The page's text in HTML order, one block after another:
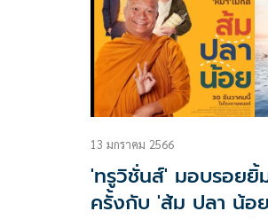
13 มกราคม 2566
'ทรูวิชั่นส์' มอบรอยยิ้
ครั้งกับ 'ส้ม ปลา น้อ